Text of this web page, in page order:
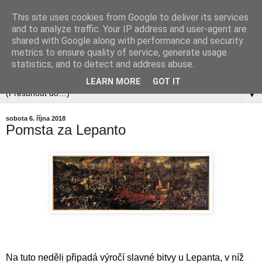
▼
sobota 6. října 2018
Pomsta za Lepanto
Na tuto neděli připadá výročí slavné bitvy u Lepanta, v níž
This site uses cookies from Google to deliver its services
and to analyze traffic. Your IP address and user-agent are
shared with Google along with performance and security
metrics to ensure quality of service, generate usage
statistics, and to detect and address abuse.
LEARN MORE GOT IT